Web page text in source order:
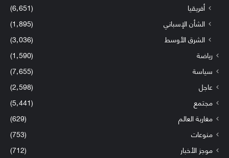
أفريقيا
(6٬651)
الشأن الإسباني
(1٬895)
الشرق الأوسط
(3٬036)
رياضة
(1٬590)
سياسة
(7٬655)
عاجل
(2٬598)
مجتمع
(5٬441)
مغاربة العالم
(629)
منوعات
(753)
موجز الأخبار
(712)